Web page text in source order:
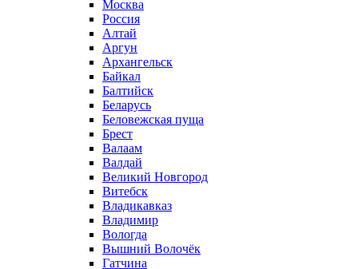
Москва
Россия
Алтай
Аргун
Архангельск
Байкал
Балтийск
Беларусь
Беловежская пуща
Брест
Валаам
Валдай
Великий Новгород
Витебск
Владикавказ
Владимир
Вологда
Вышний Волочёк
Гатчина